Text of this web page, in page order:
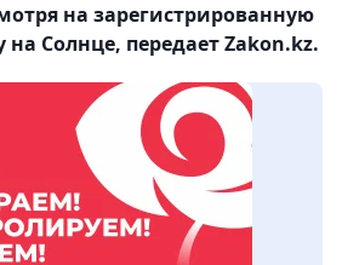
на зарегистрированную
Солнце, передает Zakon.kz.